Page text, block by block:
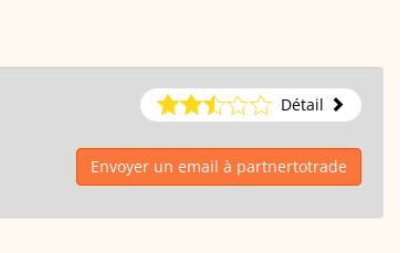
Détail
Envoyer un email à partnertotrade